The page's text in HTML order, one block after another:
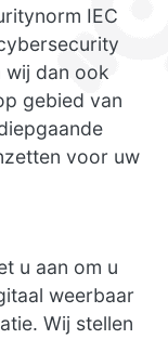
IEC
wij dan ook
gebied van
voor uw
u aan om u
weerbaar
Wij stellen